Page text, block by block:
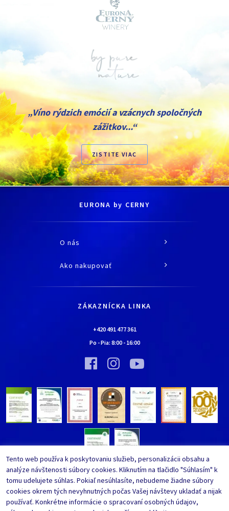
„Víno rýdzich emócií a vzácnych spoločných
zážitkov...“
ZISTITE VIAC
EURONA by CERNY
O nás
O spoločnosti
Kontaktné údaje
Bolo nebolo…
Vínna pivnica EURONA by Cerny
Bolo nebolo…
Ako nakupovať
Všetko o nákupe
Najčastejšie kladené otázky
Upraviť nastavenia ochrany
ZÁKAZNÍCKA LINKA
+420 491 477 361
Po - Pia: 8:00- 16:00
Tento web používa k poskytovaniu služieb, personalizácii obsahu a
analýze návštenosti súbory cookies. Kliknutím na tlačidlo "Súhlasím" k
tomu udelujete súhlas. Pokiaľ nesúhlasíte, nebudeme žiadne súbory
cookies okrem tých nevyhnutných počas Vašej návštevy ukladať a nijak
používať. Konkrétne informácie o spracovaní osobných údajov,